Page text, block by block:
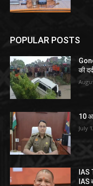
POPULAR POSTS
की
10
July
IAS
IAS